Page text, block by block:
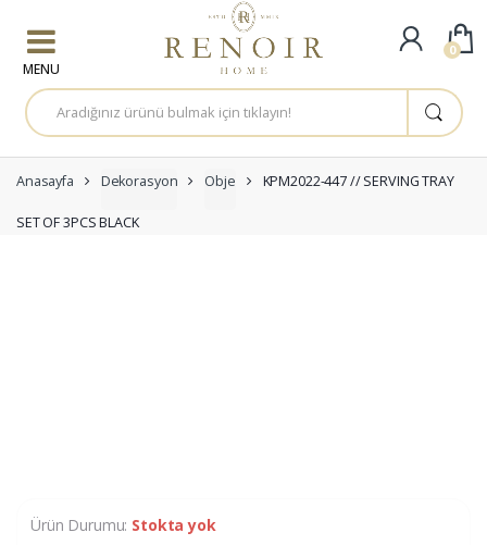
A
r
a
a
:
Anasayfa Dekorasyon Obje KPM2022-447 // SERVING TRAY
SET OF 3PCS BLACK
Ürün Durumu: Stokta yok
0